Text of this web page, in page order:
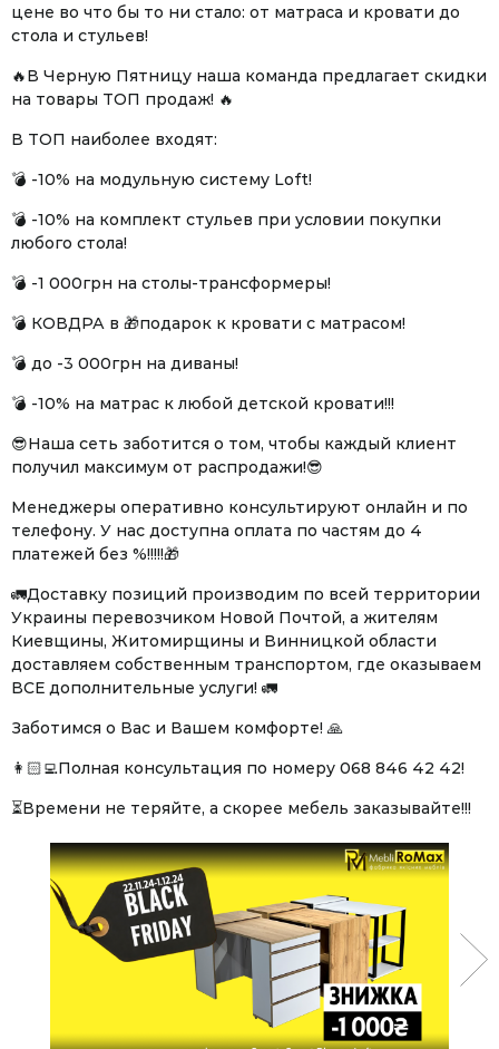
цене во что бы то ни стало: от матраса и кровати до
стола и стульев!
🔥В Черную Пятницу наша команда предлагает скидки
на товары ТОП продаж! 🔥
В ТОП наиболее входят:
💣 -10% на модульную систему Loft!
💣 -10% на комплект стульев при условии покупки
любого стола!
💣 -1 000грн на столы-трансформеры!
💣 КОВДРА в 🎁подарок к кровати с матрасом!
💣 до -3 000грн на диваны!
💣 -10% на матрас к любой детской кровати!!!
😎Наша сеть заботится о том, чтобы каждый клиент
получил максимум от распродажи!😎
Менеджеры оперативно консультируют онлайн и по
телефону. У нас доступна оплата по частям до 4
платежей без %!!!!!🎁
🚛Доставку позиций производим по всей территории
Украины перевозчиком Новой Почтой, а жителям
Киевщины, Житомирщины и Винницкой области
доставляем собственным транспортом, где оказываем
ВСЕ дополнительные услуги! 🚛
Заботимся о Вас и Вашем комфорте! 🙏
👩🏻‍💻Полная консультация по номеру 068 846 42 42!
⏳Времени не теряйте, а скорее мебель заказывайте!!!
Facebook
TwitterWhatsApp
ViberTelegram